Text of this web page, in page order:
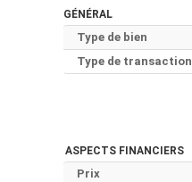
GÉNÉRAL
Type de bien
Type de transaction
ASPECTS FINANCIERS
Prix